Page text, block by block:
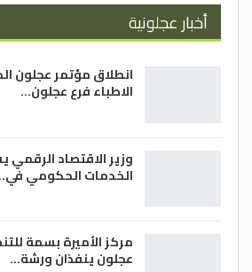
أخبار عجلونية
انطلاق مؤتمر عجلون
الاطباء فرع عجلون…
وزير الاقتصاد الرقمي
الخدمات الحكومي
مركز الأميرة بسمة
عجلون ينفذان ورشة…